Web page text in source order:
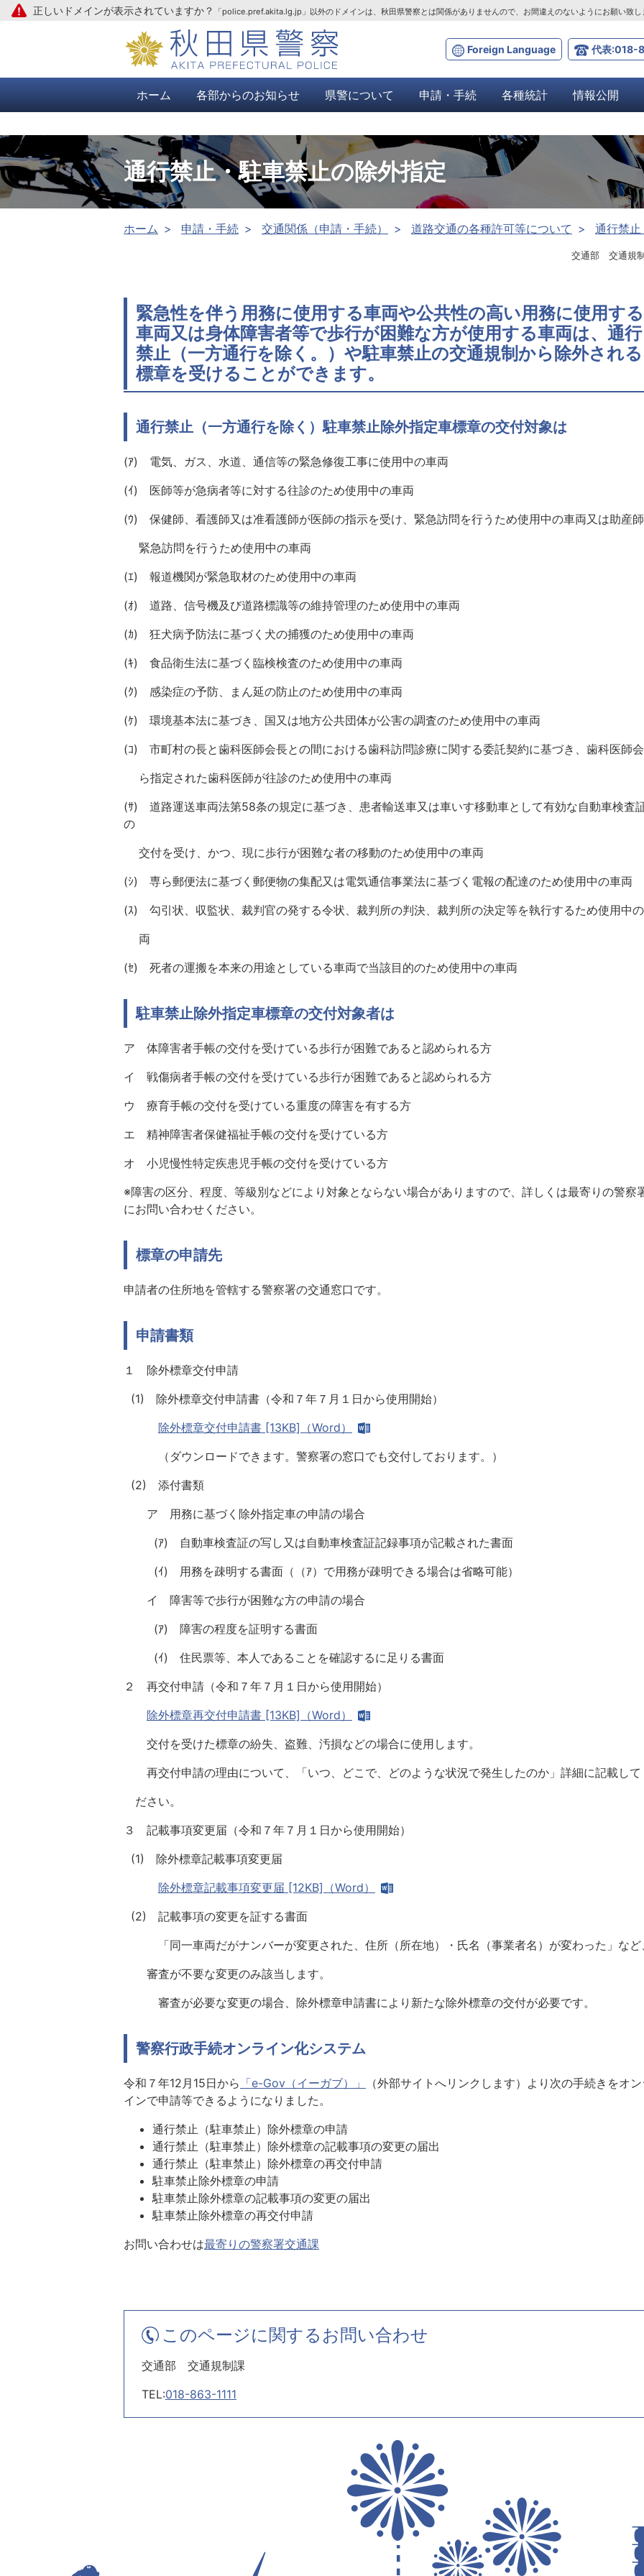
本文へ
Foreign Language 代表:018-
正しいドメインが表示されていますか？ 「police.pref.akita.lg.jp」以外のドメインは、秋田県警察とは関係がありませんので、お間違えのないようにお願い致し
ホーム 各部からのお知らせ 県警について 申請・手続 各種統計 情報公開
通行禁止・駐車禁止の除外指定
ホーム 申請・手続 交通関係（申請・手続） 道路交通の各種許可等について 通行禁
交通部 交通規
緊急性を伴う用務に使用する車両や公共性の高い用務に使用する
車両又は身体障害者等で歩行が困難な方が使用する車両は、通行
禁止（一方通行を除く。）や駐車禁止の交通規制から除外される
標章を受けることができます。
通行禁止（一方通行を除く）駐車禁止除外指定車標章の交付対象は
(ｱ) 電気、ガス、水道、通信等の緊急修復工事に使用中の車両
(ｲ) 医師等が急病者等に対する往診のため使用中の車両
(ｳ) 保健師、看護師又は准看護師が医師の指示を受け、緊急訪問を行うため使用中の車両又は助産
緊急訪問を行うため使用中の車両
(ｴ) 報道機関が緊急取材のため使用中の車両
(ｵ) 道路、信号機及び道路標識等の維持管理のため使用中の車両
(ｶ) 狂犬病予防法に基づく犬の捕獲のため使用中の車両
(ｷ) 食品衛生法に基づく臨検検査のため使用中の車両
(ｸ) 感染症の予防、まん延の防止のため使用中の車両
(ｹ) 環境基本法に基づき、国又は地方公共団体が公害の調査のため使用中の車両
(ｺ) 市町村の長と歯科医師会長との間における歯科訪問診療に関する委託契約に基づき、歯科医師
ら指定された歯科医師が往診のため使用中の車両
(ｻ) 道路運送車両法第58条の規定に基づき、患者輸送車又は車いす移動車として有効な自動車検査
の
交付を受け、かつ、現に歩行が困難な者の移動のため使用中の車両
(ｼ) 専ら郵便法に基づく郵便物の集配又は電気通信事業法に基づく電報の配達のため使用中の車両
(ｽ) 勾引状、収監状、裁判官の発する令状、裁判所の判決、裁判所の決定等を執行するため使用中
両
(ｾ) 死者の運搬を本来の用途としている車両で当該目的のため使用中の車両
駐車禁止除外指定車標章の交付対象者は
ア 体障害者手帳の交付を受けている歩行が困難であると認められる方
イ 戦傷病者手帳の交付を受けている歩行が困難であると認められる方
ウ 療育手帳の交付を受けている重度の障害を有する方
エ 精神障害者保健福祉手帳の交付を受けている方
オ 小児慢性特定疾患児手帳の交付を受けている方
※障害の区分、程度、等級別などにより対象とならない場合がありますので、詳しくは最寄りの警察
にお問い合わせください。
標章の申請先
申請者の住所地を管轄する警察署の交通窓口です。
申請書類
１ 除外標章交付申請
(1) 除外標章交付申請書（令和７年７月１日から使用開始）
除外標章交付申請書 [13KB]（Word）
（ダウンロードできます。警察署の窓口でも交付しております。）
(2) 添付書類
ア 用務に基づく除外指定車の申請の場合
(ｱ) 自動車検査証の写し又は自動車検査証記録事項が記載された書面
(ｲ) 用務を疎明する書面（（ｱ）で用務が疎明できる場合は省略可能）
イ 障害等で歩行が困難な方の申請の場合
(ｱ) 障害の程度を証明する書面
(ｲ) 住民票等、本人であることを確認するに足りる書面
２ 再交付申請（令和７年７月１日から使用開始）
除外標章再交付申請書 [13KB]（Word）
交付を受けた標章の紛失、盗難、汚損などの場合に使用します。
再交付申請の理由について、「いつ、どこで、どのような状況で発生したのか」詳細に記載して
ださい。
３ 記載事項変更届（令和７年７月１日から使用開始）
(1) 除外標章記載事項変更届
除外標章記載事項変更届 [12KB]（Word）
(2) 記載事項の変更を証する書面
「同一車両だがナンバーが変更された、住所（所在地）・氏名（事業者名）が変わった」など
審査が不要な変更のみ該当します。
審査が必要な変更の場合、除外標章申請書により新たな除外標章の交付が必要です。
警察行政手続オンライン化システム
令和７年12月15日から 「e-Gov（イーガブ）」
（外部サイトへリンクします）より次の手続きをオ
インで申請等できるようになりました。
通行禁止（駐車禁止）除外標章の申請
通行禁止（駐車禁止）除外標章の記載事項の変更の届出
通行禁止（駐車禁止）除外標章の再交付申請
駐車禁止除外標章の申請
駐車禁止除外標章の記載事項の変更の届出
駐車禁止除外標章の再交付申請
お問い合わせは最寄りの警察署交通課
このページに関するお問い合わせ
交通部 交通規制課
TEL:018-863-1111